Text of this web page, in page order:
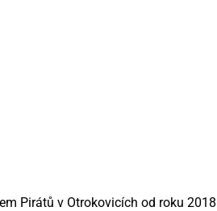
Pirátů v Otrokovicích od roku